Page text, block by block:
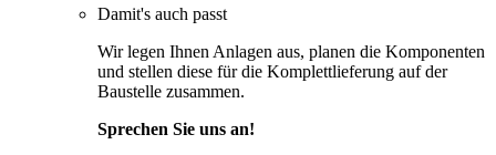
Damit's auch passt
Wir legen Ihnen Anlagen aus, planen die Komponenten
und stellen diese für die Komplettlieferung auf der
Baustelle zusammen.
Sprechen Sie uns an!